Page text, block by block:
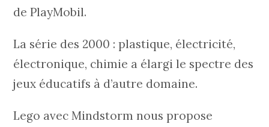
de PlayMobil.
La série des 2000 : plastique, électricité,
électronique, chimie a élargi le spectre des
jeux éducatifs à d’autre domaine.
Lego avec Mindstorm nous propose